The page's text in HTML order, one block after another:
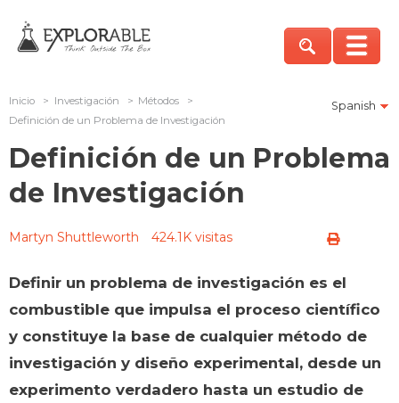
Spanish
Inicio > Investigación > Métodos
>
Definición de un Problema de Investigación
Definición de un Problema
de Investigación
Martyn Shuttleworth 424.1K visitas
Definir un problema de investigación es el
combustible que impulsa el proceso científico
y constituye la base de cualquier método de
investigación y diseño experimental, desde un
experimento verdadero hasta un estudio de